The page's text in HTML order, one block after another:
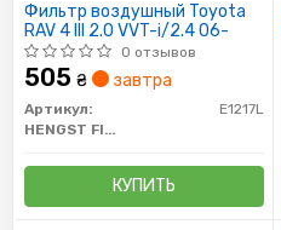
Фильтр воздушный Toyota
RAV 4 III 2.0 VVT-i/2.4 06-
0 отзывов
505 ₴ завтра
Артикул:
E1217L
HENGST FILTER
КУПИТЬ